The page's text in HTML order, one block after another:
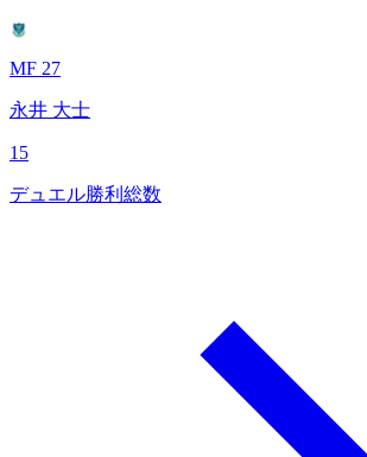
MF 27
永井 大士
15
デュエル勝利総数